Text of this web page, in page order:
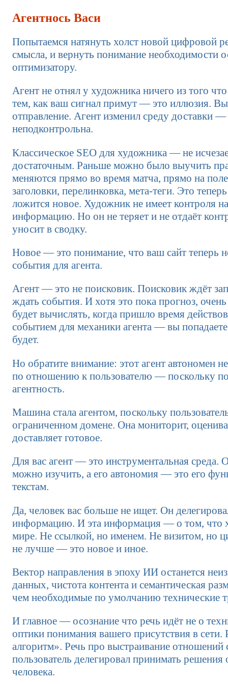
Агентнось Васи
Попытаемся натянуть холст новой цифровой
смысла, и вернуть понимание необходимости
оптимизатору.
Агент не отнял у художника ничего из того
тем, как ваш сигнал примут — это иллюзия. Вы
отправление. Агент изменил среду доставки —
неподконтрольна.
Классическое SEO для художника — не
достаточным. Раньше можно было выучить
меняются прямо во время матча, прямо на
заголовки, перелинковка, мета-теги. Это
ложится новое. Художник не имеет контроля
информацию. Но он не теряет и не отдаёт
уносит в сводку.
Новое — это понимание, что ваш сайт теперь
события для агента.
Агент — это не поисковик. Поисковик ждёт
ждать события. И хотя это пока прогноз,
будет вычислять, когда пришло время
событием для механики агента — вы
будет.
Но обратите внимание: этот агент автономен
по отношению к пользователю — поскольку
агентность.
Машина стала агентом, поскольку
ограниченном домене. Она мониторит,
доставляет готовое.
Для вас агент — это инструментальная среда.
можно изучить, а его автономия — это его
текстам.
Да, человек вас больше не ищет. Он
информацию. И эта информация — о том, что
мире. Не ссылкой, но именем. Не визитом, но
не лучше — это новое и иное.
Вектор направления в эпоху ИИ останется
данных, чистота контента и семантическая
чем необходимые по умолчанию технические
И главное — осознание что речь идёт не о
оптики понимания вашего присутствия в
алгоритм». Речь про выстраивание отношений
пользователь делегировал принимать
человека.